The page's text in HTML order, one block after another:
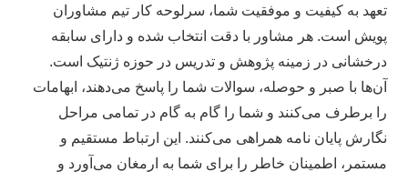
تعهد به کیفیت و موفقیت شما، سرلوحه کار تیم مشاوران
پویش است. هر مشاور با دقت انتخاب شده و دارای سابقه
درخشانی در زمینه پژوهش و تدریس در حوزه ژنتیک است.
آن‌ها با صبر و حوصله، سوالات شما را پاسخ می‌دهند، ابهامات
را برطرف می‌کنند و شما را گام به گام در تمامی مراحل
نگارش پایان نامه همراهی می‌کنند. این ارتباط مستقیم و
مستمر، اطمینان خاطر را برای شما به ارمغان می‌آورد و